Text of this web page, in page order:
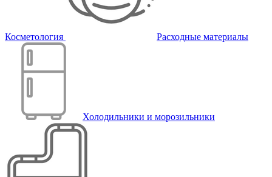
Косметология Расходные материалы
Холодильники и морозильники